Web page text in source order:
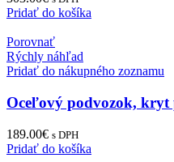
Pridať do košíka
Porovnať
Rýchly náhľad
Pridať do nákupného zoznamu
Oceľový podvozok, kryt
189.00€ s DPH
Pridať do košíka